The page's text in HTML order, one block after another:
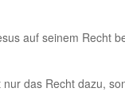
auf seinem Recht
das Recht dazu,